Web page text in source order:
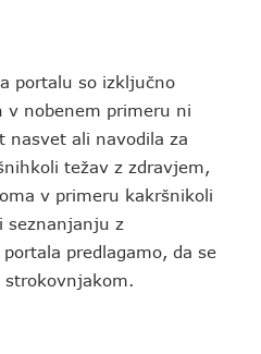
portalu so izključno
nobenem primeru ni
nasvet ali navodila za
težav z zdravjem,
v primeru kakršnikoli
seznanjanju z
predlagamo, da se
strokovnjakom.